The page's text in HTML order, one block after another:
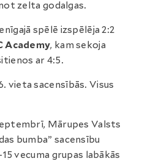
zelta godalgas.
spēlē izspēlēja 2:2
Academy, kam sekoja
ar 4:5.
vieta sacensībās. Visus
Mārupes Valsts
bumba” sacensību
vecuma grupas labākās